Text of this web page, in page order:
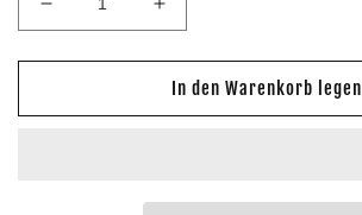
Verringere
die
Menge
Lausitzer
Erhöhe
die
Menge
für
Lausitzer
In den Warenkorb legen